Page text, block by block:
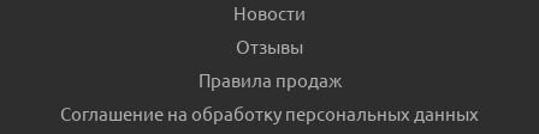
Новости
Отзывы
Правила продаж
Соглашение на обработку персональных данных